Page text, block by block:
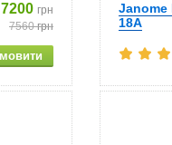
7200 грн
7560грн
Janome
18A